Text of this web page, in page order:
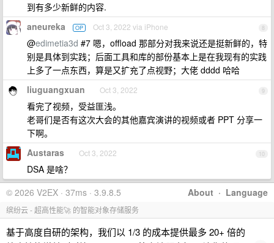
到有多少新鲜的内容.
8
aneureka OP Oct 3, 2022 via iPhone
@edimetia3d #7 嗯，offload 那部分对我来说还是挺新鲜的，特
别是具体到实践；后面工具和库的部份基本上是在我现有的实践
上多了一点东西，算是又扩充了点视野；大佬 dddd 哈哈
9
liuguangxuan Oct 3, 2022
看完了视频，受益匪浅。
老哥们是否有这次大会的其他嘉宾演讲的视频或者 PPT 分享一
下啊。
10
Austaras Oct 3, 2022
DSA 是啥？
About · Language
© 2026 V2EX · 37ms · 3.9.8.5
缤纷云 - 超高性能🚀 的智能对象存储服务
基于高度自研的架构，我们以 1/3 的成本提供最多 20+ 倍的